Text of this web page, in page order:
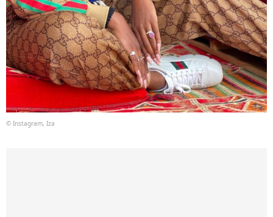
© Instagram, Iza